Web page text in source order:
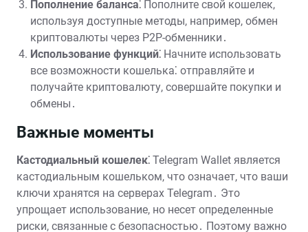
Пополнение баланса⁚ Пополните свой кошелек,
используя доступные методы, например, обмен
криптовалюты через P2P-обменники․
Использование функций⁚ Начните использовать
все возможности кошелька⁚ отправляйте и
получайте криптовалюту, совершайте покупки и
обмены․
Важные моменты
Кастодиальный кошелек⁚ Telegram Wallet является
кастодиальным кошельком, что означает, что ваши
ключи хранятся на серверах Telegram․ Это
упрощает использование, но несет определенные
риски, связанные с безопасностью․ Поэтому важно